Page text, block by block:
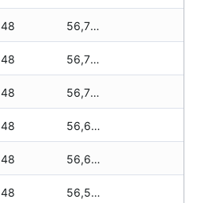
48 56,710 zł
48 56,710 zł
48 56,700 zł
48 56,680 zł
48 56,650 zł
48 56,550 zł